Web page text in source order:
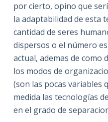
por cierto, opino que
la adaptabilidad de esta
cantidad de seres
dispersos o el número
actual, ademas de como
los modos de
(son las pocas variables
medida las tecnologías
en el grado de